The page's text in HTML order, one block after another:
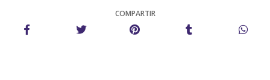
COMPARTIR